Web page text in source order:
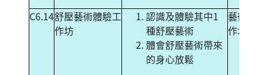
C6.14舒壓藝術體驗工
作坊
認識及體驗其中1
種舒壓藝術
體會舒壓藝術帶來
的身心放鬆
藝術體
作坊